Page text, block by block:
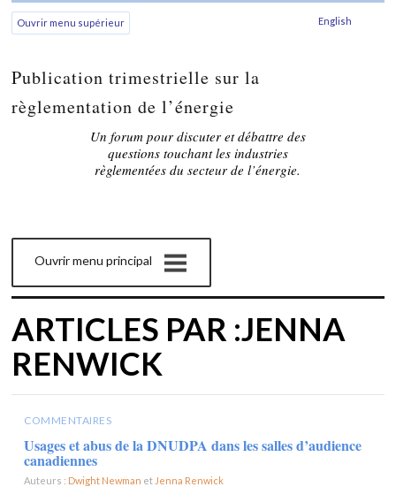
English
Ouvrir menu supérieur
Publication trimestrielle sur la
règlementation de l’énergie
Un forum pour discuter et débattre des
questions touchant les industries
règlementées du secteur de l’énergie.
Ouvrir menu principal
ARTICLES PAR :JENNA
RENWICK
COMMENTAIRES
Usages et abus de la DNUDPA dans les salles d’audience
canadiennes
Auteurs : Dwight Newman et Jenna Renwick